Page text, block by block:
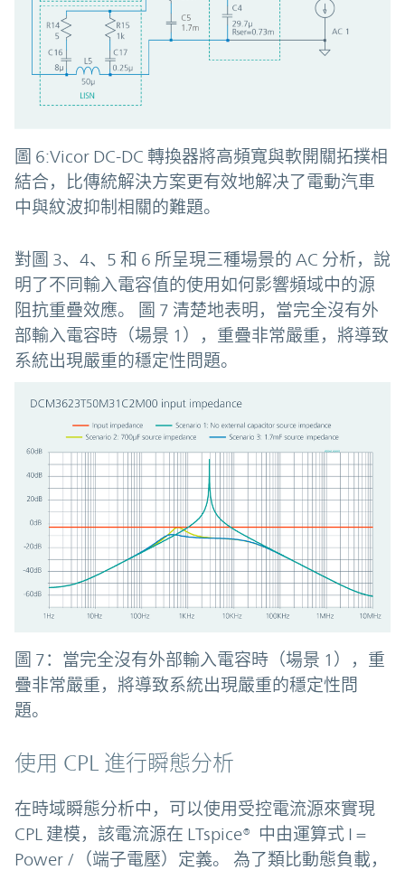
圖 6:Vicor DC-DC 轉換器將高頻寬與軟開關拓撲相
結合，比傳統解決方案更有效地解决了電動汽車
中與紋波抑制相關的難題。
對圖 3、4、5 和 6 所呈現三種場景的 AC 分析，說
明了不同輸入電容值的使用如何影響頻域中的源
阻抗重疊效應。 圖 7 清楚地表明，當完全沒有外
部輸入電容時（場景 1），重疊非常嚴重，將導致
系統出現嚴重的穩定性問題。
圖 7：當完全沒有外部輸入電容時（場景 1），重
疊非常嚴重，將導致系統出現嚴重的穩定性問
題。
使用 CPL 進行瞬態分析
在時域瞬態分析中，可以使用受控電流源來實現
CPL 建模，該電流源在 LTspice® 中由運算式 I =
Power /（端子電壓）定義。 為了類比動態負載，